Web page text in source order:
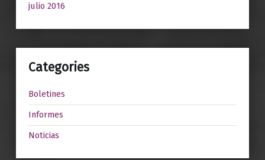
julio 2016
Categories
Boletines
Informes
Noticias